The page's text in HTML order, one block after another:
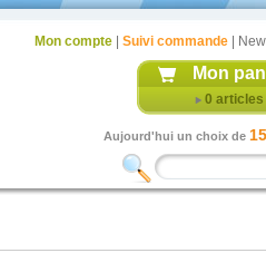
Mon compte| Suivi commande|
Mon
0 articles
Aujourd'hui un choix de